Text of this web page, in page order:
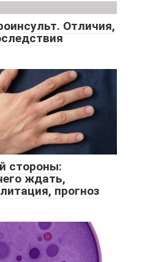
Отличия,
стороны:
ждать,
прогноз